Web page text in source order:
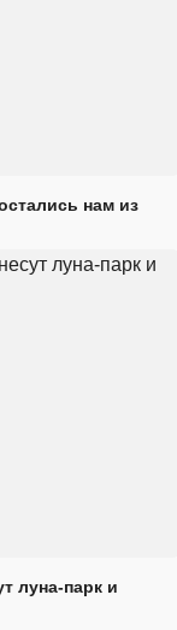
нам из
луна-парк и